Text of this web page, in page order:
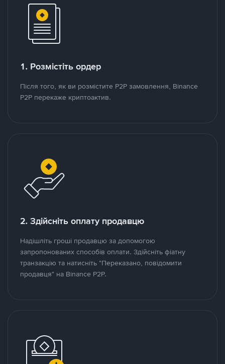
1. Розмістіть ордер
Після того, як ви розмістите P2P замовлення, Binance
P2P перекаже криптоактив.
2. Здійсніть оплату продавцю
Надішліть гроші продавцю за допомогою
запропонованих способів оплати. Здійсніть фіатну
транзакцію та натисніть "Переказано, повідомити
продавця" на Binance P2P.